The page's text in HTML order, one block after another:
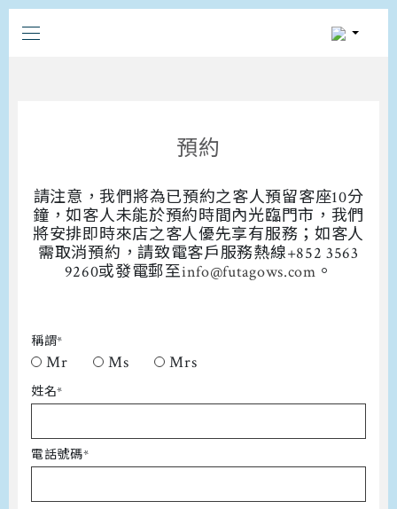
預約
請注意，我們將為已預約之客人預留客座10分
鐘，如客人未能於預約時間內光臨門市，我們
將安排即時來店之客人優先享有服務；如客人
需取消預約，請致電客戶服務熱線+852 3563
9260或發電郵至info@futagows.com 。
稱謂*
Mr Ms Mrs
姓名*
電話號碼*